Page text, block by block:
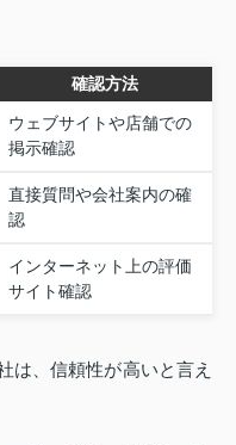
確認方法
ウェブサイトや店舗での
掲示確認
直接質問や会社案内の確
認
インターネット上の評価
サイト確認
は、信頼性が高いと言え